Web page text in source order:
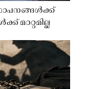
മാറ്റമില്ല